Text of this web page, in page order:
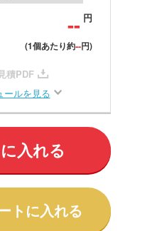
-- 円
(1個あたり約--円)
積PDF
ールを見る
入れる
トに入れる